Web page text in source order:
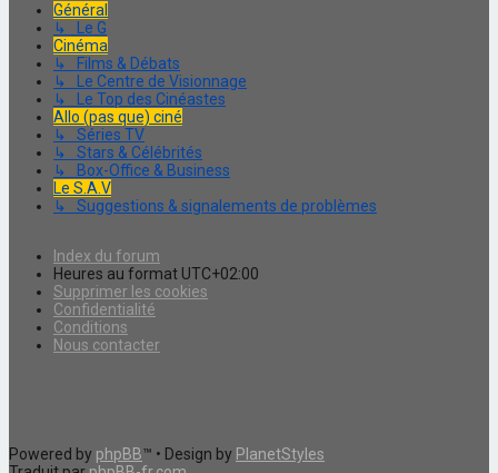
Général
↳ Le G
Cinéma
↳ Films & Débats
↳ Le Centre de Visionnage
↳ Le Top des Cinéastes
Allo (pas que) ciné
↳ Séries TV
↳ Stars & Célébrités
↳ Box-Office & Business
Le S.A.V
↳ Suggestions & signalements de problèmes
Index du forum
Heures au format UTC+02:00
Supprimer les cookies
Confidentialité
Conditions
Nous contacter
Powered by phpBB™ • Design by PlanetStyles